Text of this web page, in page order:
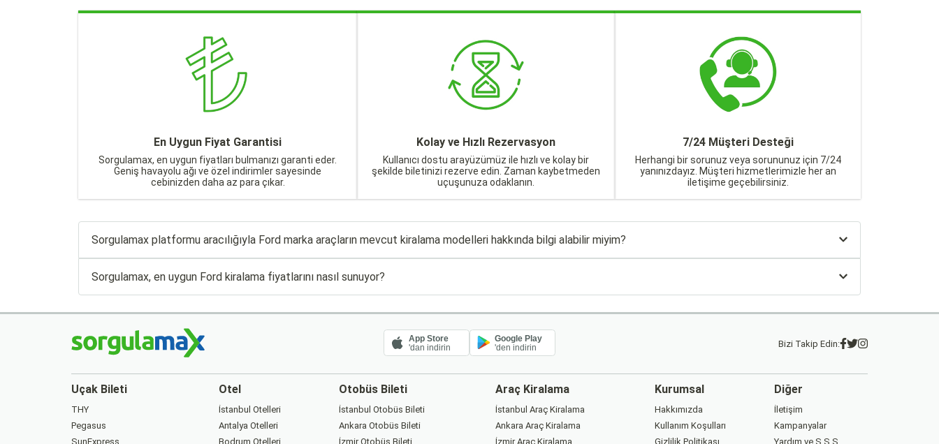
En Uygun Fiyat Garantisi
Sorgulamax, en uygun fiyatları bulmanızı garanti eder.
Geniş havayolu ağı ve özel indirimler sayesinde
cebinizden daha az para çıkar.
Kolay ve Hızlı Rezervasyon
Kullanıcı dostu arayüzümüz ile hızlı ve kolay bir
şekilde biletinizi rezerve edin. Zaman kaybetmeden
uçuşunuza odaklanın.
7/24 Müşteri Desteği
Herhangi bir sorunuz veya sorununuz için 7/24
yanınızdayız. Müşteri hizmetlerimizle her an
iletişime geçebilirsiniz.
Sorgulamax platformu aracılığıyla Ford marka araçların mevcut kiralama modelleri hakkında bilgi alabilir miyim?
Sorgulamax, en uygun Ford kiralama fiyatlarını nasıl sunuyor?
App Store
'dan indirin
Google Play
'den indirin Bizi Takip Edin:
Uçak Bileti
THY
Pegasus
SunExpress
Otel
İstanbul Otelleri
Antalya Otelleri
Bodrum Otelleri
Otobüs Bileti
İstanbul Otobüs Bileti
Ankara Otobüs Bileti
İzmir Otobüs Bileti
Araç Kiralama
İstanbul Araç Kiralama
Ankara Araç Kiralama
İzmir Araç Kiralama
Kurumsal
Hakkımızda
Kullanım Koşulları
Gizlilik Politikası
Diğer
İletişim
Kampanyalar
Yardım ve S.S.S.